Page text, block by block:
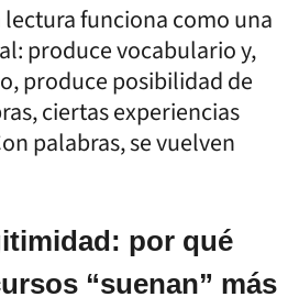
lectura funciona como una
produce vocabulario y,
produce posibilidad de
ciertas experiencias
palabras, se vuelven
por qué
“suenan” más